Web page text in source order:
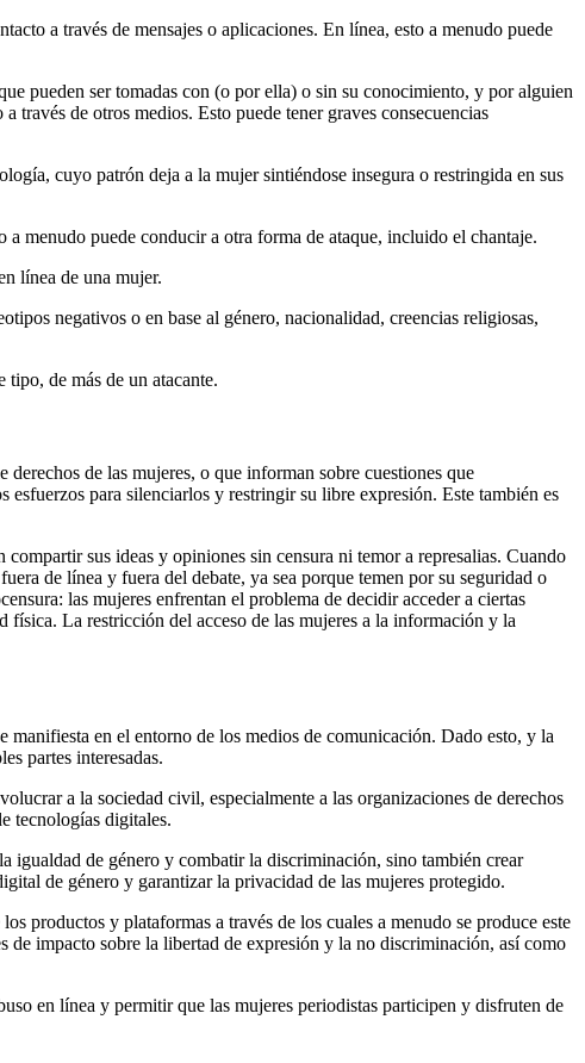
a través de mensajes o aplicaciones. En línea, esto a menudo puede
pueden ser tomadas con (o por ella) o sin su conocimiento, y por alguien
través de otros medios. Esto puede tener graves consecuencias
cuyo patrón deja a la mujer sintiéndose insegura o restringida en sus
a menudo puede conducir a otra forma de ataque, incluido el chantaje.
línea de una mujer.
negativos o en base al género, nacionalidad, creencias religiosas,
tipo, de más de un atacante.
de las mujeres, o que informan sobre cuestiones que
esfuerzos para silenciarlos y restringir su libre expresión. Este también es
sus ideas y opiniones sin censura ni temor a represalias. Cuando
de línea y fuera del debate, ya sea porque temen por su seguridad o
las mujeres enfrentan el problema de decidir acceder a ciertas
física. La restricción del acceso de las mujeres a la información y la
manifiesta en el entorno de los medios de comunicación. Dado esto, y la
partes interesadas.
a la sociedad civil, especialmente a las organizaciones de derechos
tecnologías digitales.
igualdad de género y combatir la discriminación, sino también crear
de género y garantizar la privacidad de las mujeres protegido.
productos y plataformas a través de los cuales a menudo se produce este
de impacto sobre la libertad de expresión y la no discriminación, así como
en línea y permitir que las mujeres periodistas participen y disfruten de